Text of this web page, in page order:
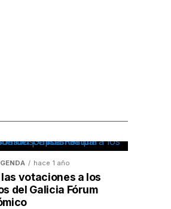
hace 1 año
votaciones a los
del Galicia Fórum